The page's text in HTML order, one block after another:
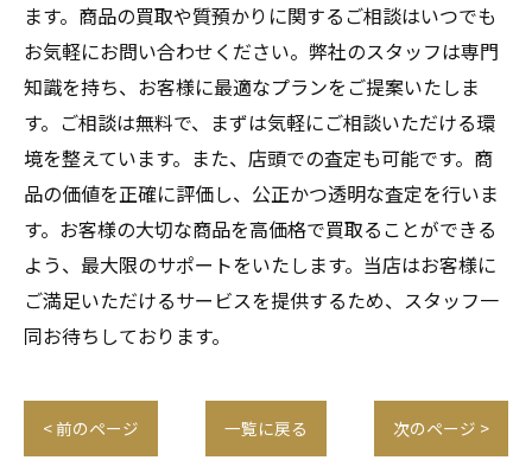
ます。商品の買取や質預かりに関するご相談はいつでも
お気軽にお問い合わせください。弊社のスタッフは専門
知識を持ち、お客様に最適なプランをご提案いたしま
す。ご相談は無料で、まずは気軽にご相談いただける環
境を整えています。また、店頭での査定も可能です。商
品の価値を正確に評価し、公正かつ透明な査定を行いま
す。お客様の大切な商品を高価格で買取ることができる
よう、最大限のサポートをいたします。当店はお客様に
ご満足いただけるサービスを提供するため、スタッフ一
同お待ちしております。
< 前のページ 一覧に戻る 次のページ >